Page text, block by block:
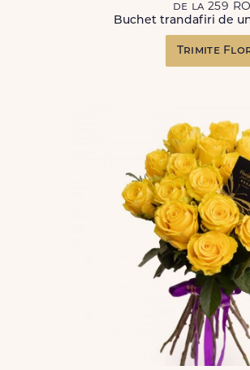
de la 259
Buchet trandafiri de
Trimite